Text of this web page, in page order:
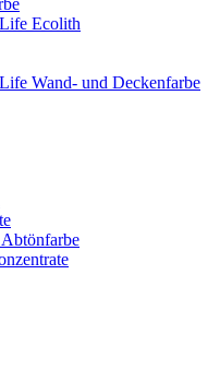
Ecolith
Wand- und Deckenfarbe